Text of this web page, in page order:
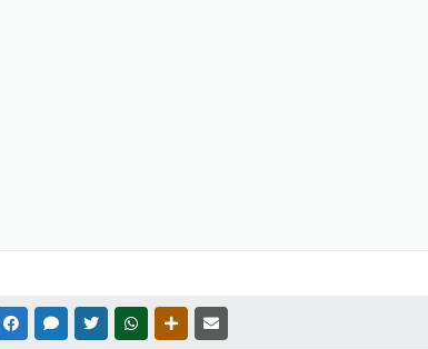
FACEBOOKMESSENGER
TWITTERWHATSAPPOUTRAS MÍDIAS